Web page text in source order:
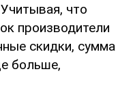
что
производители
скидки, сумма
больше,